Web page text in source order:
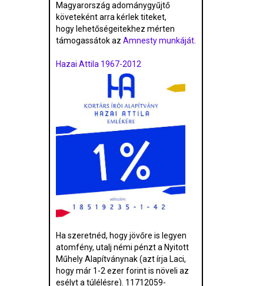
Magyarország adománygyűjtő
követeként arra kérlek titeket,
hogy lehetőségeitekhez mérten
támogassátok az Amnesty munkáját.
Hazai Attila 1967-2012
Ha szeretnéd, hogy jövőre is legyen
atomfény, utalj némi pénzt a Nyitott
Műhely Alapítványnak (azt írja Laci,
hogy már 1-2 ezer forint is növeli az
esélyt a túlélésre). 11712059-